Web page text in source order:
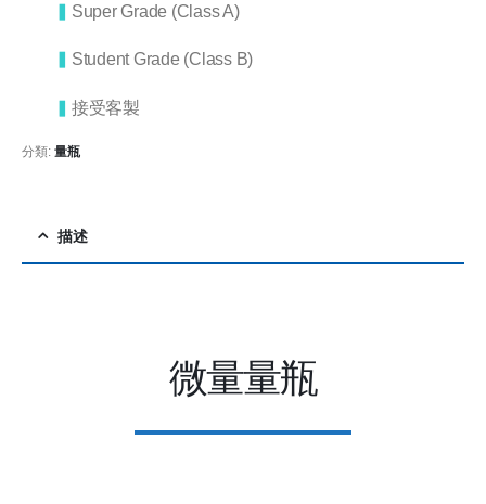
Super Grade (Class A)
Student Grade (Class B)
接受客製
分類: 量瓶
描述
微量量瓶